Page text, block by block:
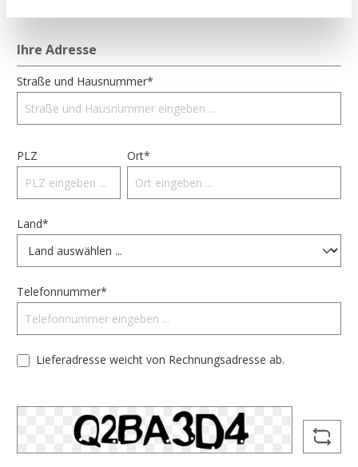
Ihre Adresse
Straße und Hausnummer*
PLZ Ort*
Land*
Telefonnummer*
Lieferadresse weicht von Rechnungsadresse ab.